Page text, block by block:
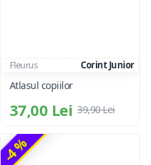
Fleurus Corint Junior
Atlasul copiilor
37,00 Lei 39,90 Lei
-4 %